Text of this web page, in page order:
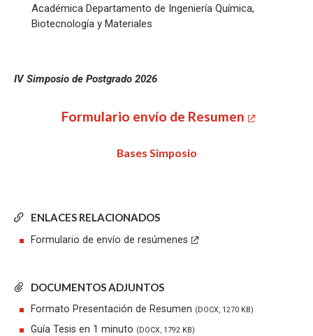
ENLACES RELACIONADOS
Formulario de envío de resúmenes
DOCUMENTOS ADJUNTOS
Formato Presentación de Resumen (DOCX, 1270 KB)
Guía Tesis en 1 minuto (DOCX, 1792 KB)
Académica Departamento de Ingeniería Química,
Biotecnología y Materiales
IV Simposio de Postgrado 2026
Formulario envío de Resumen
Bases Simposio